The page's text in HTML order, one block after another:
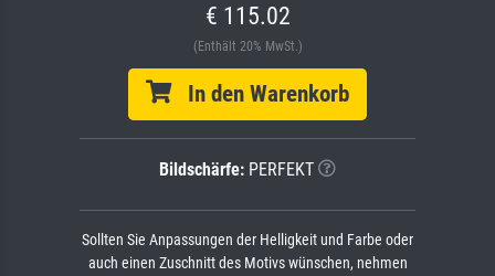
€ 115.02
(Enthält 20% MwSt.)
In den Warenkorb
Bildschärfe: PERFEKT
Sollten Sie Anpassungen der Helligkeit und Farbe oder
auch einen Zuschnitt des Motivs wünschen, nehmen